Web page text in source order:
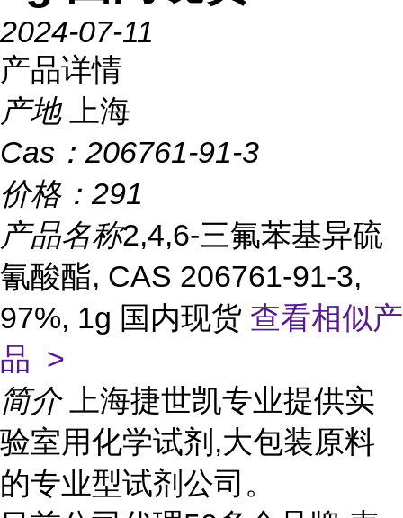
2024-07-11
产品详情
产地
上海
Cas： 206761-91-3
价格： 291
产品名称2,4,6-三氟苯基异硫
氰酸酯, CAS 206761-91-3,
97%, 1g 国内现货 查看相似产
品 >
简介
上海捷世凯专业提供实
验室用化学试剂,大包装原料
的专业型试剂公司。